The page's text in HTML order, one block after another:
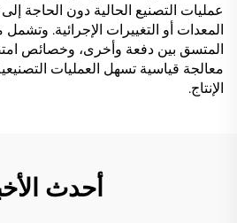
عمليات التصنيع الحالية دون الحاجة
المعدات أو التغييرات الإجرائية. وتشمل
المتسق بين دفعة وأخرى، وخصائص
معالجة قياسية تسهل العمليات
الإنتاج.
أحدث